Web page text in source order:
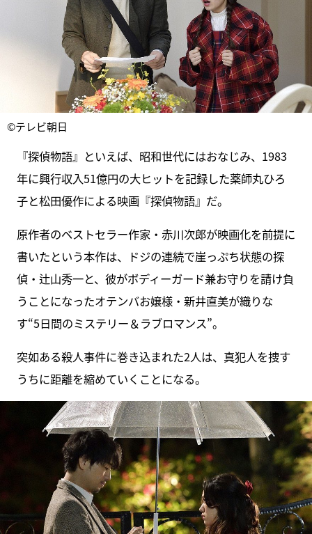
©テレビ朝日
『探偵物語』といえば、昭和世代にはおなじみ、1983
年に興行収入51億円の大ヒットを記録した薬師丸ひろ
子と松田優作による映画『探偵物語』だ。
原作者のベストセラー作家・赤川次郎が映画化を前提に
書いたという本作は、ドジの連続で崖っぷち状態の探
偵・辻山秀一と、彼がボディーガード兼お守りを請け負
うことになったオテンバお嬢様・新井直美が織りな
す“5日間のミステリー＆ラブロマンス”。
突如ある殺人事件に巻き込まれた2人は、真犯人を捜す
うちに距離を縮めていくことになる。